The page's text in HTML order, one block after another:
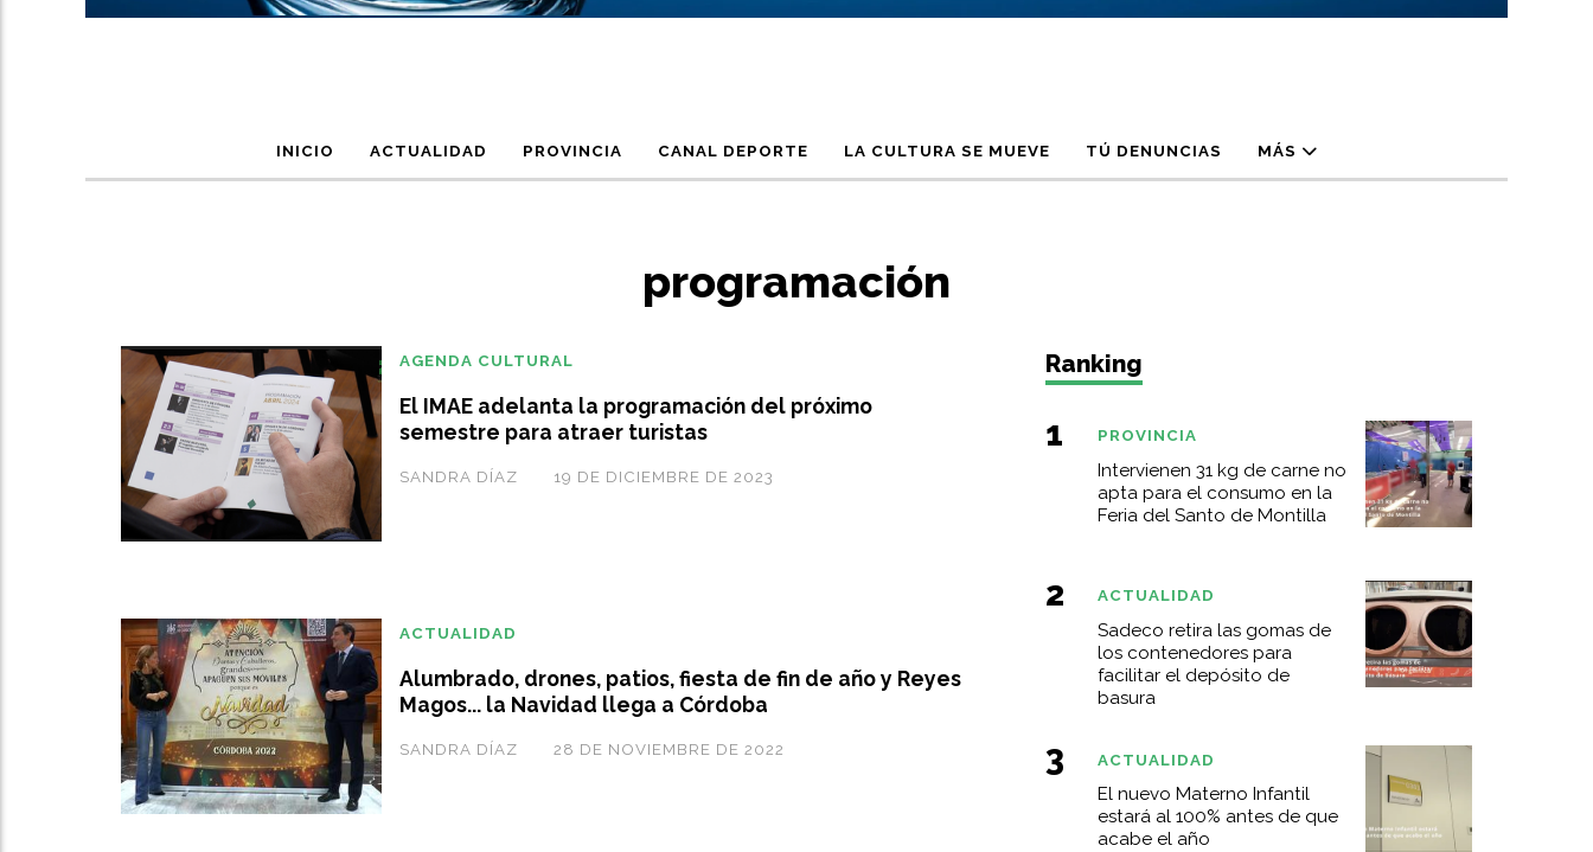
INICIO ACTUALIDAD PROVINCIA CANAL DEPORTE LA CULTURA SE MUEVE TÚ DENUNCIAS MÁS
programación
El IMAE adelanta la programación del próximo
semestre para atraer turistas
SANDRA DÍAZ
AGENDA CULTURAL
19 DE DICIEMBRE DE 2023
Alumbrado, drones, patios, fiesta de fin de año y Reyes
Magos... la Navidad llega a Córdoba
SANDRA DÍAZ
ACTUALIDAD
28 DE NOVIEMBRE DE 2022
Ranking
Intervienen 31 kg de carne no
apta para el consumo en la
Feria del Santo de Montilla
PROVINCIA
Sadeco retira las gomas de
los contenedores para
facilitar el depósito de
basura
ACTUALIDAD
El nuevo Materno Infantil
estará al 100% antes de que
acabe el año
ACTUALIDAD